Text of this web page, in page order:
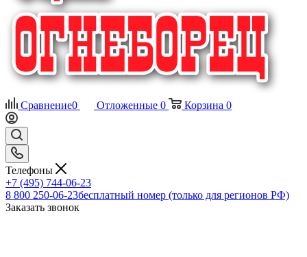
Сравнение0 Отложенные 0 Корзина 0
Телефоны
+7 (495) 744-06-23
8 800 250-06-23бесплатный номер (только для регионов РФ)
Заказать звонок